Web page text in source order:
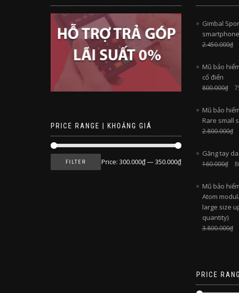
PRICE RANGE | KHOẢNG GIÁ
FILTER Price: 300.000₫—350.000₫
Gimbal
smartphone
2.450.000₫
Mũ bảo
cổ điển
800.000₫
Mũ bảo
Rare small
2.800.000₫
Găng tay
160.000₫
Mũ bảo
Atom
large size
quantity)
3.800.000₫
PRICE